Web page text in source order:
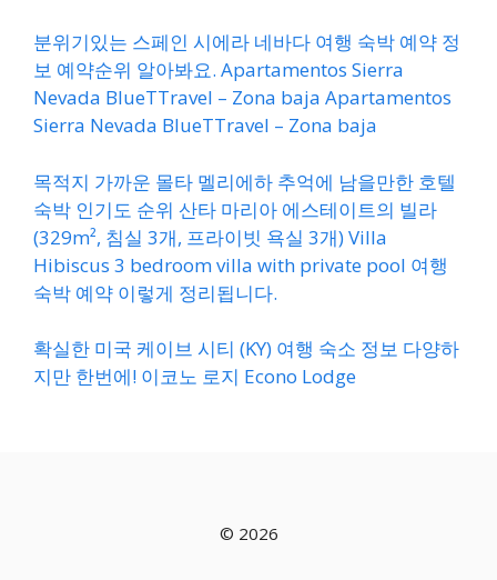
분위기있는 스페인 시에라 네바다 여행 숙박 예약 정
보 예약순위 알아봐요. Apartamentos Sierra
Nevada BlueTTravel – Zona baja Apartamentos
Sierra Nevada BlueTTravel – Zona baja
목적지 가까운 몰타 멜리에하 추억에 남을만한 호텔
숙박 인기도 순위 산타 마리아 에스테이트의 빌라
(329m², 침실 3개, 프라이빗 욕실 3개) Villa
Hibiscus 3 bedroom villa with private pool 여행
숙박 예약 이렇게 정리됩니다.
확실한 미국 케이브 시티 (KY) 여행 숙소 정보 다양하
지만 한번에! 이코노 로지 Econo Lodge
© 2026